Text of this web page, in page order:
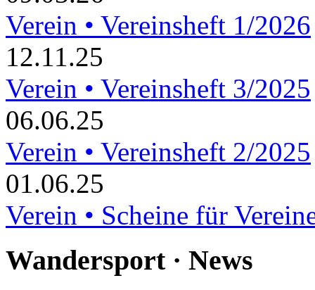
Verein • Vereinsheft 1/2026
12.11.25
Verein • Vereinsheft 3/2025
06.06.25
Verein • Vereinsheft 2/2025
01.06.25
Verein • Scheine für
Wandersport · News